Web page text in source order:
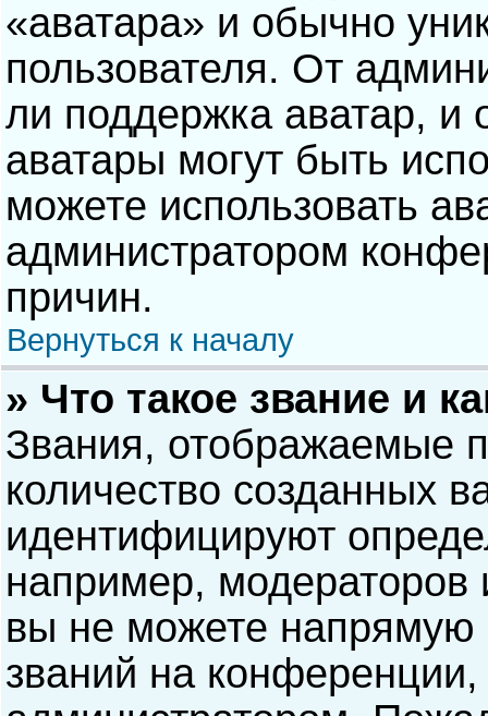
«аватара» и обычно
пользователя. От
ли поддержка аватар, и
аватары могут быть
можете использовать
администратором
причин.
Вернуться к началу
» Что такое звание и
Звания, отображаемые
количество созданных
идентифицируют
например,
вы не можете напрямую
званий на